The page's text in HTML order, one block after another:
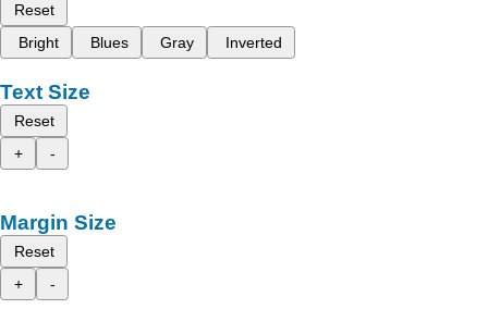
Reset
Bright
Blues Gray Inverted
Text Size
Reset
+
-
Margin Size
Reset
+
-